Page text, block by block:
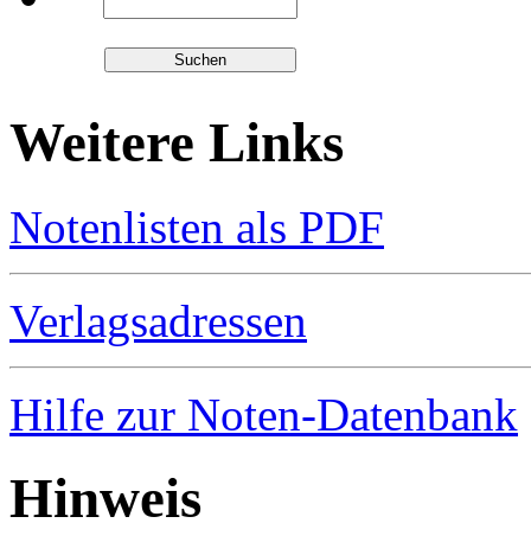
Weitere Links
Notenlisten als PDF
Verlagsadressen
Hilfe zur Noten-Datenbank
Hinweis